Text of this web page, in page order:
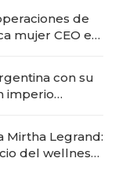
de
mujer CEO en
con su
imperio
Mirtha Legrand:
del wellness